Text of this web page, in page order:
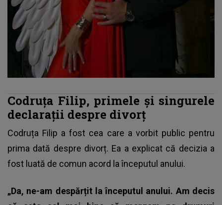
Codruța Filip, primele și singurele
declarații despre divorț
Codruța Filip a fost cea care a vorbit public pentru
prima dată despre divorț. Ea a explicat că decizia a
fost luată de comun acord la începutul anului.
„Da, ne-am despărțit la începutul anului. Am decis